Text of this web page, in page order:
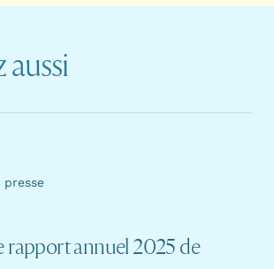
rapport annuel 2025 de
presse